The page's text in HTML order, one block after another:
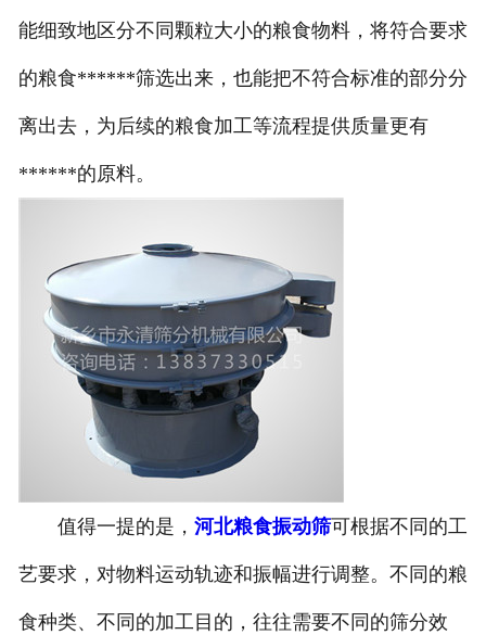
能细致地区分不同颗粒大小的粮食物料，将符合要求
的粮食******筛选出来，也能把不符合标准的部分分
离出去，为后续的粮食加工等流程提供质量更有
******的原料。
值得一提的是， 河北粮食振动筛可根据不同的工
艺要求，对物料运动轨迹和振幅进行调整。不同的粮
食种类、不同的加工目的，往往需要不同的筛分效